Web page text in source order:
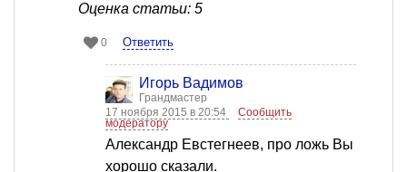
Оценка статьи: 5
0 Ответить
Игорь Вадимов
Грандмастер
17 ноября 2015 в 20:54
Сообщить
модератору
Александр Евстегнеев, про ложь Вы
хорошо сказали.